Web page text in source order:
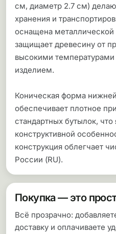
см, диаметр 2.7 см)
хранения и
оснащена металлической
защищает древесину от
высокими температурами
изделием.
Коническая форма
обеспечивает плотное
стандартных бутылок,
конструктивной
конструкция облегчает
России (RU).
Покупка — это
Всё прозрачно:
доставку и оплачиваете